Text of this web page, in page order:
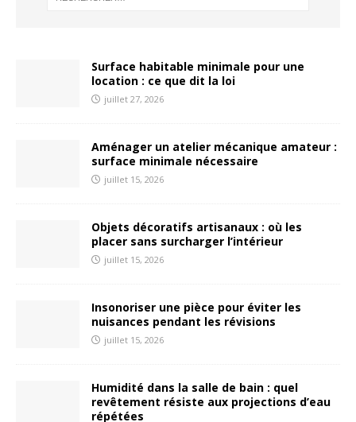
Surface habitable minimale pour une
location : ce que dit la loi
juillet 27, 2026
Aménager un atelier mécanique amateur :
surface minimale nécessaire
juillet 15, 2026
Objets décoratifs artisanaux : où les
placer sans surcharger l’intérieur
juillet 15, 2026
Insonoriser une pièce pour éviter les
nuisances pendant les révisions
juillet 15, 2026
Humidité dans la salle de bain : quel
revêtement résiste aux projections d’eau
répétées